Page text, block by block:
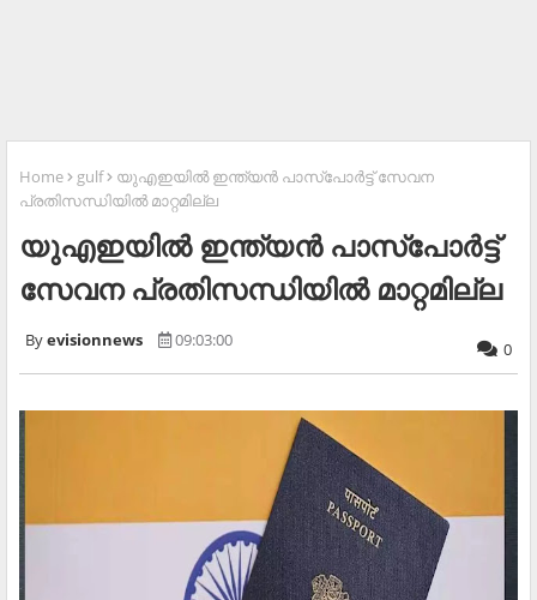
Home gulf
യുഎഇയിൽ ഇന്ത്യൻ പാസ്പോർട്ട് സേവന
പ്രതിസന്ധിയിൽ മാറ്റമില്ല
യുഎഇയിൽ ഇന്ത്യൻ പാസ്പോർട്ട്
സേവന പ്രതിസന്ധിയിൽ മാറ്റമില്ല
evisionnews 09:03:00 0